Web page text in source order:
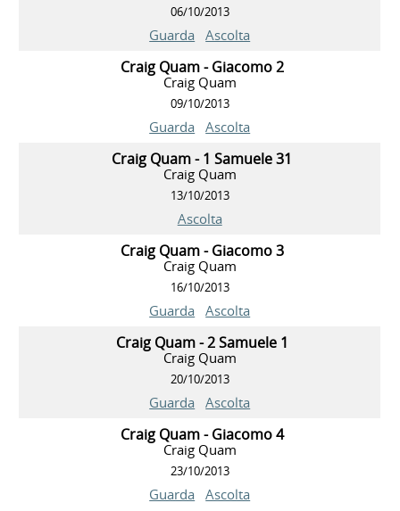
06/10/2013
Guarda Ascolta
Craig Quam - Giacomo 2
Craig Quam
09/10/2013
Guarda Ascolta
Craig Quam - 1 Samuele 31
Craig Quam
13/10/2013
Ascolta
Craig Quam - Giacomo 3
Craig Quam
16/10/2013
Guarda Ascolta
Craig Quam - 2 Samuele 1
Craig Quam
20/10/2013
Guarda Ascolta
Craig Quam - Giacomo 4
Craig Quam
23/10/2013
Guarda Ascolta